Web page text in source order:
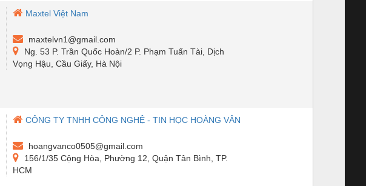
Maxtel Việt Nam
maxtelvn1@gmail.com
Ng. 53 P. Trần Quốc Hoàn/2 P. Phạm Tuấn Tài, Dịch
Vọng Hậu, Cầu Giấy, Hà Nội
CÔNG TY TNHH CÔNG NGHỆ - TIN HỌC HOÀNG VÂN
hoangvanco0505@gmail.com
156/1/35 Cộng Hòa, Phường 12, Quận Tân Bình, TP.
HCM